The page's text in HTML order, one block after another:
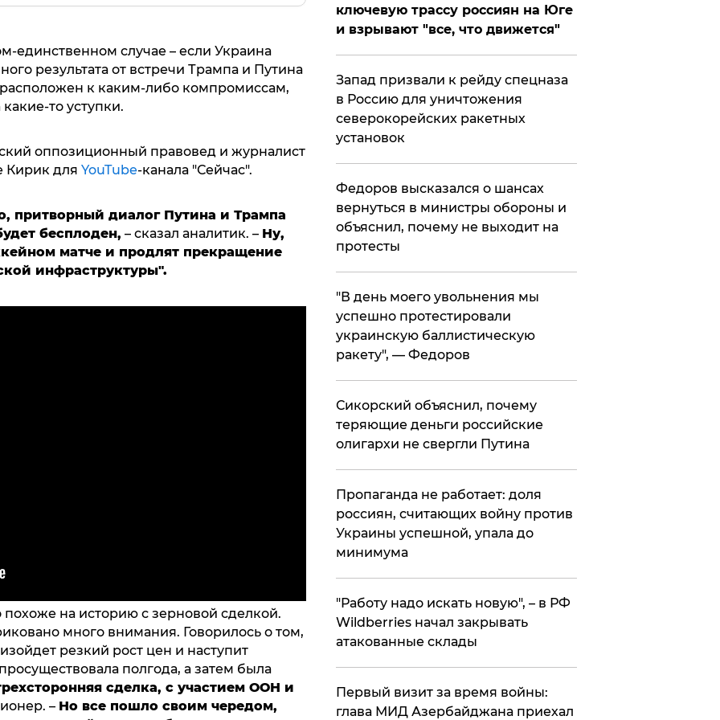
единственном случае – если Украина
результата от встречи Трампа и Путина
к каким-либо компромиссам,
то уступки.
оппозиционный правовед и журналист
Кирик для YouTube-канала "Сейчас".
притворный диалог Путина и Трампа
бесплоден, – сказал аналитик. – Ну,
матче и продлят прекращение
инфраструктуры".
похоже на историю с зерновой сделкой.
много внимания. Говорилось о том,
резкий рост цен и наступит
полгода, а затем была
сделка, с участием ООН и
– Но все пошло своим чередом,
ключевую трассу россиян на Юге
и взрывают "все, что движется"
Запад призвали к рейду спецназа
в Россию для уничтожения
северокорейских ракетных
установок
Федоров высказался о шансах
вернуться в министры обороны и
объяснил, почему не выходит на
протесты
​"В день моего увольнения мы
успешно протестировали
украинскую баллистическую
ракету", — Федоров
Сикорский объяснил, почему
теряющие деньги российские
олигархи не свергли Путина
​Пропаганда не работает: доля
россиян, считающих войну против
Украины успешной, упала до
минимума
"Работу надо искать новую", – в РФ
Wildberries начал закрывать
атакованные склады
Первый визит за время войны:
глава МИД Азербайджана приехал